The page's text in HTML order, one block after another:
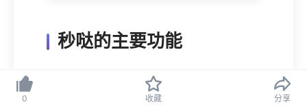
0 收藏 分享
秒哒的主要功能
：用户可以通过图形化界面和
自然语言来开发软件，无需编写代码。